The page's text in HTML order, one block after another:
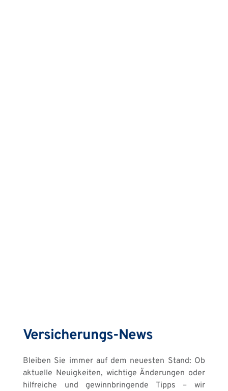
Versicherungs-News
Bleiben Sie immer auf dem neuesten Stand: Ob
aktuelle Neuigkeiten, wichtige Änderungen oder
hilfreiche und gewinnbringende Tipps – wir